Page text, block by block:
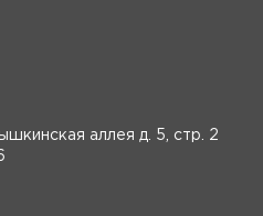
аллея д. 5, стр. 2